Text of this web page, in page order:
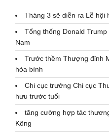
Tháng 3 sẽ diễn ra Lễ hội
Tổng thống Donald
Nam
Trước thềm Thượng đỉnh
hòa bình
Chi cục trưởng Chi cục
hưu trước tuổi
tăng cường hợp tác
Kông